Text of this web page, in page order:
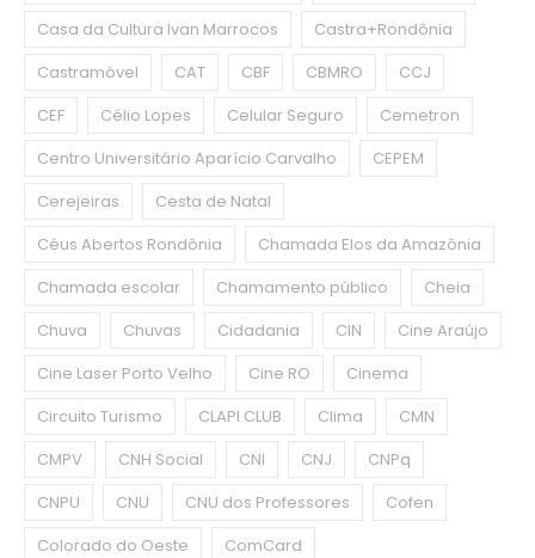
Casa da Cultura Ivan Marrocos
Castra+Rondônia
Castramóvel
CAT CBF CBMRO
CCJ
CEF
Célio Lopes Celular Seguro
Cemetron
Centro Universitário Aparício Carvalho
CEPEM
Cerejeiras
Cesta de Natal
Céus Abertos Rondônia
Chamada Elos da Amazônia
Chamada escolar
Chamamento público
Cheia
Chuva
Chuvas Cidadania CIN
Cine Araújo
Cine Laser Porto Velho
Cine RO
Cinema
Circuito Turismo
CLAPI CLUB Clima
CMN
CMPV
CNH Social CNI CNJ
CNPq
CNPU
CNU CNU dos Professores
Cofen
Colorado do Oeste
ComCard